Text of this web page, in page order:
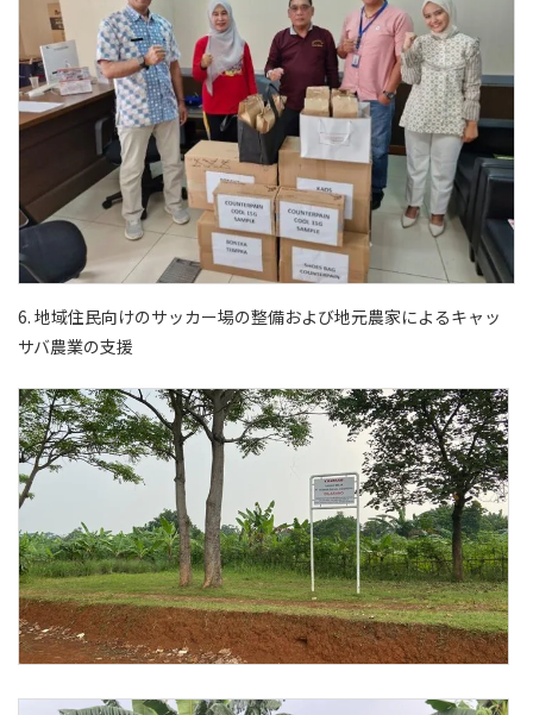
6. 地域住民向けのサッカー場の整備および地元農家によるキャッ
サバ農業の支援